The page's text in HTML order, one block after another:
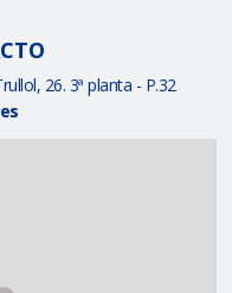
26. 3ª planta - P.32